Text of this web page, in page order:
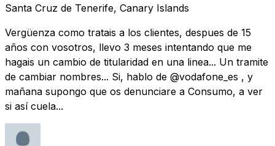
Santa Cruz de Tenerife, Canary Islands
Vergüenza como tratais a los clientes, despues de 15
años con vosotros, llevo 3 meses intentando que me
hagais un cambio de titularidad en una linea... Un tramite
de cambiar nombres... Si, hablo de @vodafone_es , y
mañana supongo que os denunciare a Consumo, a ver
si así cuela...